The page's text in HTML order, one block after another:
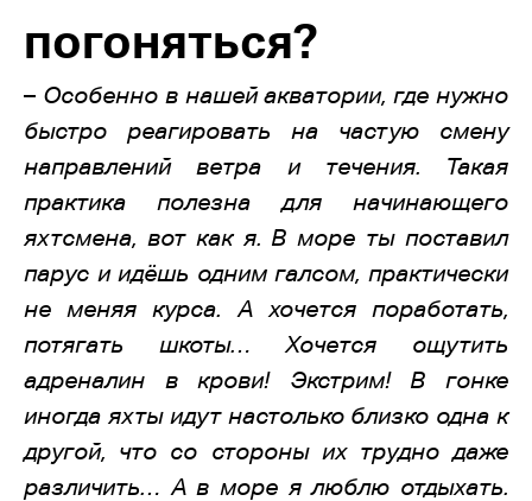
погоняться?
– Особенно в нашей акватории, где нужно
быстро реагировать на частую смену
направлений ветра и течения. Такая
практика полезна для начинающего
яхтсмена, вот как я. В море ты поставил
парус и идёшь одним галсом, практически
не меняя курса. А хочется поработать,
потягать шкоты… Хочется ощутить
адреналин в крови! Экстрим! В гонке
иногда яхты идут настолько близко одна к
другой, что со стороны их трудно даже
различить… А в море я люблю отдыхать.